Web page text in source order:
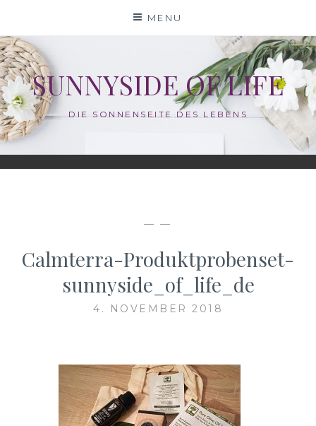
content
MENU
SUNNYSIDE OF LIFE
DIE SONNENSEITE DES LEBENS
— —
Calmterra-Produktprobenset-
sunnyside_of_life_de
4. NOVEMBER 2018